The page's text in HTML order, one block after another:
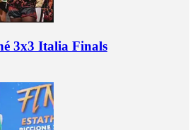
3x3 Italia Finals